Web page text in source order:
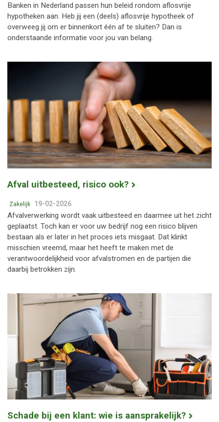
Banken in Nederland passen hun beleid rondom aflosvrije
hypotheken aan. Heb jij een (deels) aflosvrije hypotheek of
overweeg jij om er binnenkort één af te sluiten? Dan is
onderstaande informatie voor jou van belang.
Afval uitbesteed, risico ook?
Zakelijk 19-02-2026
Afvalverwerking wordt vaak uitbesteed en daarmee uit het zicht
geplaatst. Toch kan er voor uw bedrijf nog een risico blijven
bestaan als er later in het proces iets misgaat. Dat klinkt
misschien vreemd, maar het heeft te maken met de
verantwoordelijkheid voor afvalstromen en de partijen die
daarbij betrokken zijn.
Schade bij een klant: wie is aansprakelijk?